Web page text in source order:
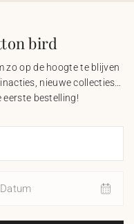
bird
zo op de hoogte te blijven
nieuwe collecties…
bestelling!
Datum